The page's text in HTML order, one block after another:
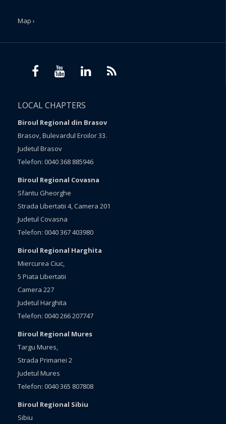
Map ›
LOCAL CHAPTERS
Biroul Regional din Brasov
Brasov, Bulevardul Eroilor 33.
Judetul Brasov
Telefon: 0040 368 885946
Biroul Regional Covasna
Sfantu Gheorghe
Strada Libertatii 4, Camera 201
Judetul Covasna
Telefon: 0040 367 403980
Biroul Regional Harghita
Miercurea Ciuc,
5 Piata Libertatii
Camera 227
Judetul Harghita
Telefon: 0040 266 207747
Biroul Regional Mures
Targu Mures,
Strada Primariei 2
Judetul Mures
Telefon: 0040 365 807808
Biroul Regional Sibiu
Sibiu